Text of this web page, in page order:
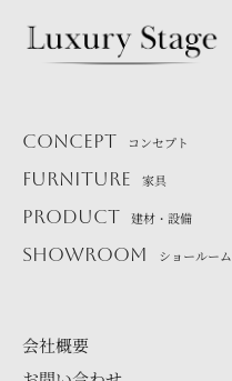
CONCEPT コンセプト
FURNITURE 家具
PRODUCT 建材・設備
SHOWROOM ショールーム
会社概要